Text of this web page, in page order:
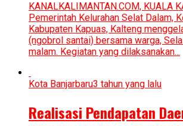
KANALKALIMANTAN.COM, KUALA
Pemerintah Kelurahan Selat Dalam,
Kabupaten Kapuas, Kalteng
(ngobrol santai) bersama warga,
malam. Kegiatan yang dilaksanakan...
Kota Banjarbaru3 tahun yang lalu
Realisasi Pendapatan